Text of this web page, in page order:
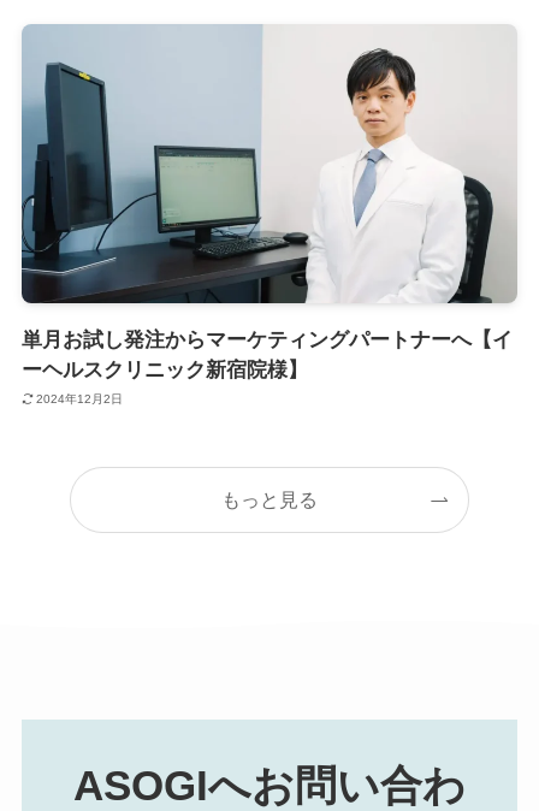
単月お試し発注からマーケティングパートナーへ【イ
ーヘルスクリニック新宿院様】
2024年12月2日
もっと見る
ASOGIへお問い合わ